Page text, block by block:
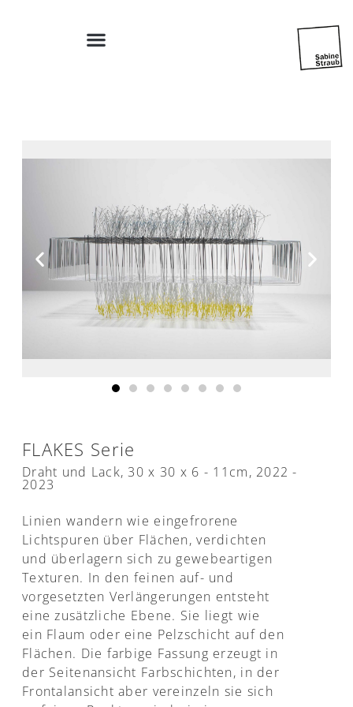
FLAKES Serie
Draht und Lack, 30 x 30 x 6 - 11cm, 2022 -
2023
Linien wandern wie eingefrorene
Lichtspuren über Flächen, verdichten
und überlagern sich zu gewebeartigen
Texturen. In den feinen auf- und
vorgesetzten Verlängerungen entsteht
eine zusätzliche Ebene. Sie liegt wie
ein Flaum oder eine Pelzschicht auf den
Flächen. Die farbige Fassung erzeugt in
der Seitenansicht Farbschichten, in der
Frontalansicht aber vereinzeln sie sich